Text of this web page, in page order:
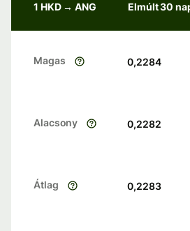
1 HKD → ANG Elmúlt 30
Magas 0,2284
Alacsony 0,2282
Átlag 0,2283